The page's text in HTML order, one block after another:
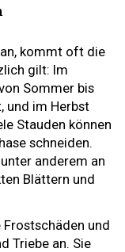
kommt oft die
gilt: Im
Sommer bis
und im Herbst
Stauden können
schneiden.
anderem an
Blättern und
Frostschäden und
Triebe an. Sie